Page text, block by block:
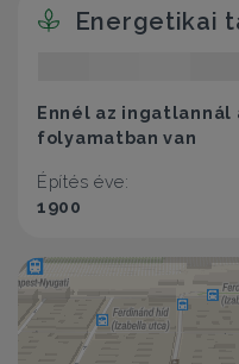
Energetikai
Ennél az
folyamatban van
Építés éve:
1900